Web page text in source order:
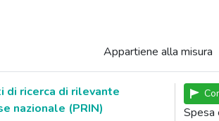
Appartiene alla misura
di ricerca di rilevante
nazionale (PRIN)
Spesa